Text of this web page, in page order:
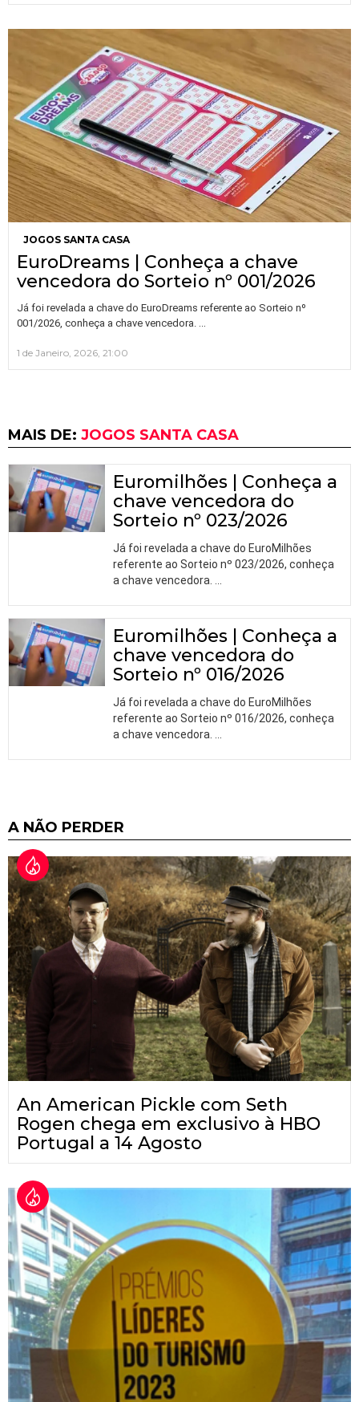
JOGOS SANTA CASA
EuroDreams | Conheça a chave
vencedora do Sorteio nº 001/2026
Já foi revelada a chave do EuroDreams referente ao Sorteio nº
001/2026, conheça a chave vencedora.
1 de Janeiro, 2026, 21:00
MAIS DE: JOGOS SANTA CASA
Euromilhões | Conheça a
chave vencedora do
Sorteio nº 023/2026
Já foi revelada a chave do EuroMilhões
referente ao Sorteio nº 023/2026, conheça
a chave vencedora.
Euromilhões | Conheça a
chave vencedora do
Sorteio nº 016/2026
Já foi revelada a chave do EuroMilhões
referente ao Sorteio nº 016/2026, conheça
a chave vencedora.
A NÃO PERDER
An American Pickle com Seth
Rogen chega em exclusivo à HBO
Portugal a 14 Agosto